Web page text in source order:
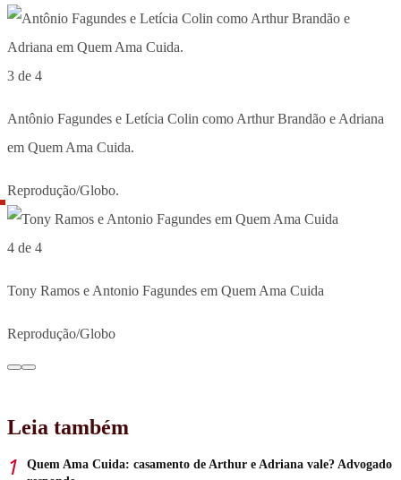
3 de 4
Antônio Fagundes e Letícia Colin como Arthur Brandão e Adriana
em Quem Ama Cuida.
Reprodução/Globo.
4 de 4
Tony Ramos e Antonio Fagundes em Quem Ama Cuida
Reprodução/Globo
Leia também
Quem Ama Cuida: casamento de Arthur e Adriana vale? Advogado